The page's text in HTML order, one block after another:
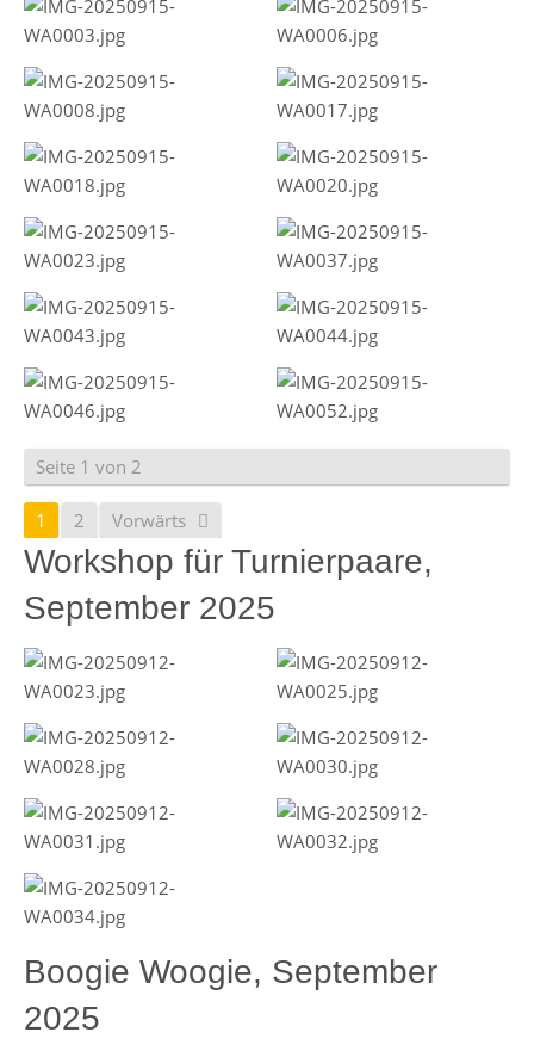
Seite 1 von 2
1 2 Vorwärts
Workshop für Turnierpaare,
September 2025
Boogie Woogie, September
2025